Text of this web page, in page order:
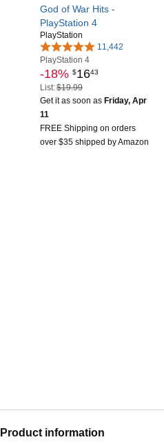
God of War Hits -
PlayStation 4
PlayStation
11,442
PlayStation 4
-18% $1643
List:$19.99
Get it as soon as Friday, Apr
11
FREE Shipping on orders
over $35 shipped by Amazon
Product information